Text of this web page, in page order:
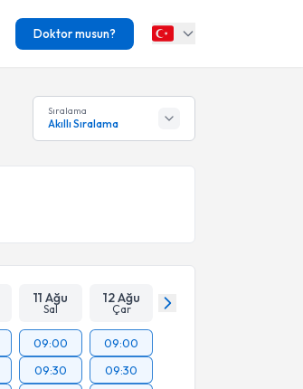
Doktor musun?
Sıralama
Akıllı Sıralama
11 Ağu
Sal
12 Ağu
Çar
09:00
09:30
09:00
09:30